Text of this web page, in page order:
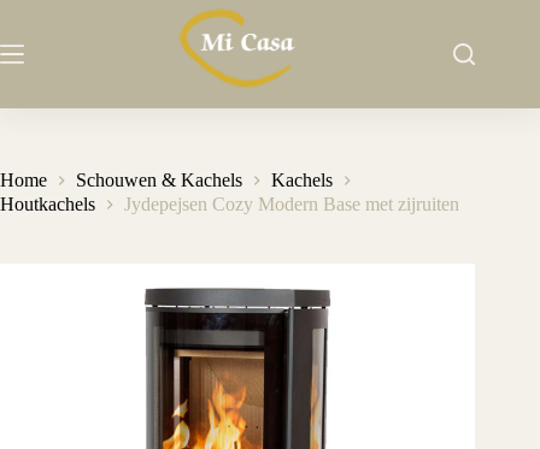
de
Home Schouwen & Kachels
Kachels
Houtkachels
Jydepejsen Cozy Modern Base met zijruiten